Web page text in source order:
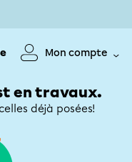
Mon compte
en travaux.
déjà posées!